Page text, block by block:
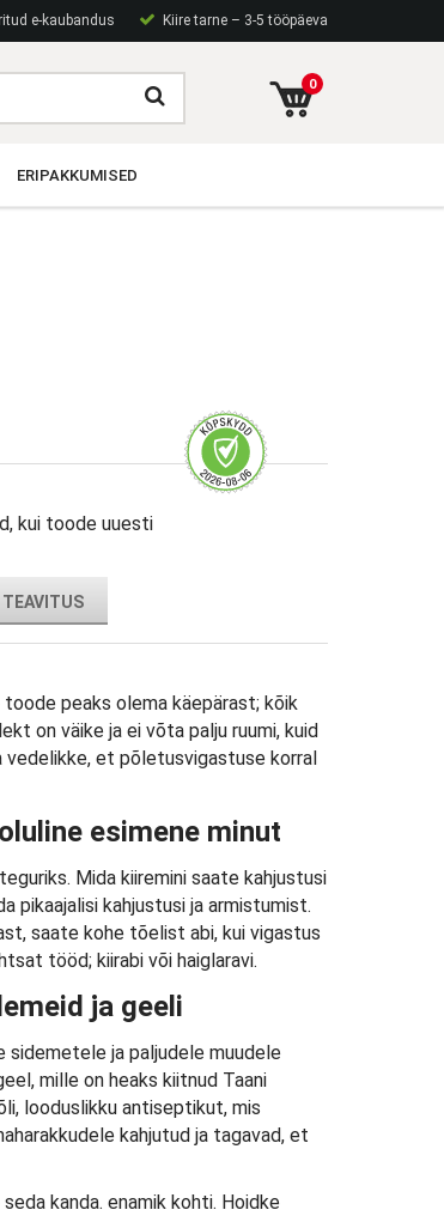
e-kaubandus Kiire tarne – 3-5 tööpäeva
0
ERIPAKKUMISED
kui toode uuesti
TEAVITUS
peaks olema käepärast; kõik
on väike ja ei võta palju ruumi, kuid
et põletusvigastuse korral
esimene minut
Mida kiiremini saate kahjustusi
pikaajalisi kahjustusi ja armistumist.
saate kohe tõelist abi, kui vigastus
tööd; kiirabi või haiglaravi.
ja geeli
ja paljudele muudele
mille on heaks kiitnud Taani
looduslikku antiseptikut, mis
kahjutud ja tagavad, et
kanda. enamik kohti. Hoidke